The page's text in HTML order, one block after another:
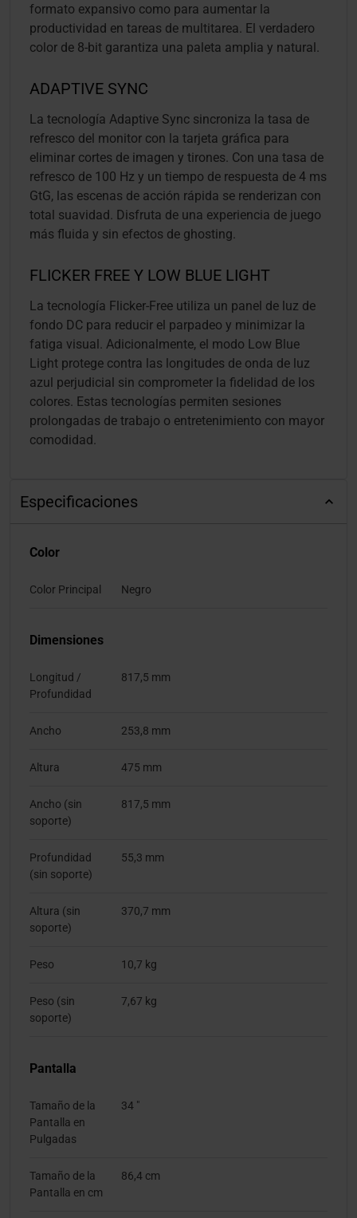
formato expansivo como para aumentar la
productividad en tareas de multitarea. El verdadero
color de 8-bit garantiza una paleta amplia y natural.
ADAPTIVE SYNC
La tecnología Adaptive Sync sincroniza la tasa de
refresco del monitor con la tarjeta gráfica para
eliminar cortes de imagen y tirones. Con una tasa de
refresco de 100 Hz y un tiempo de respuesta de 4 ms
GtG, las escenas de acción rápida se renderizan con
total suavidad. Disfruta de una experiencia de juego
más fluida y sin efectos de ghosting.
FLICKER FREE Y LOW BLUE LIGHT
La tecnología Flicker-Free utiliza un panel de luz de
fondo DC para reducir el parpadeo y minimizar la
fatiga visual. Adicionalmente, el modo Low Blue
Light protege contra las longitudes de onda de luz
azul perjudicial sin comprometer la fidelidad de los
colores. Estas tecnologías permiten sesiones
prolongadas de trabajo o entretenimiento con mayor
comodidad.
Especificaciones
Color
Color Principal Negro
Dimensiones
Longitud /
Profundidad
817,5 mm
Ancho 253,8 mm
Altura 475 mm
Ancho (sin
soporte)
817,5 mm
Profundidad
(sin soporte)
55,3 mm
Altura (sin
soporte)
370,7 mm
Peso 10,7 kg
Peso (sin
soporte)
7,67 kg
Pantalla
Tamaño de la
Pantalla en
Pulgadas
34 "
Tamaño de la
Pantalla en cm
86,4 cm